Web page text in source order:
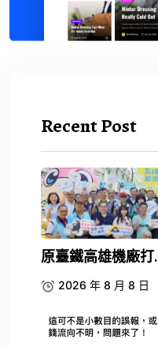
Recent Post
原臺鐵高雄機廠打.
2026 年 8 月 8 日